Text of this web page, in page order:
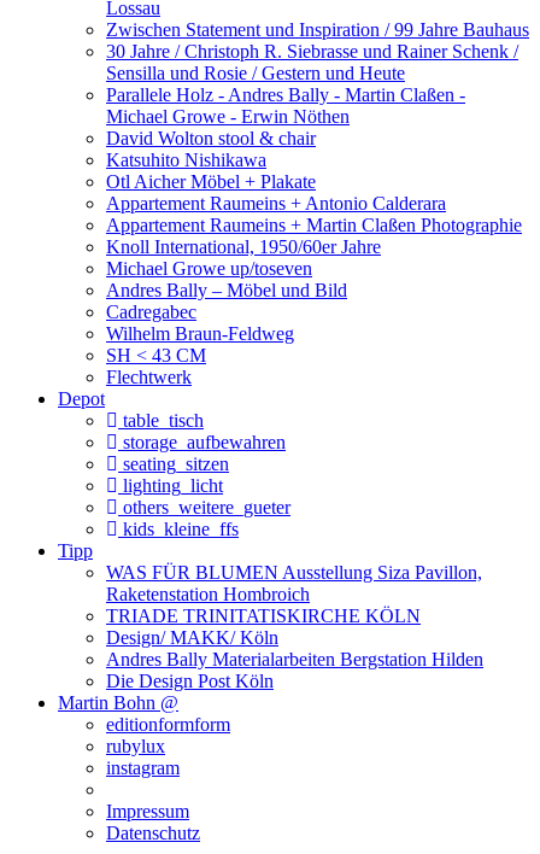
Lossau
Zwischen Statement und Inspiration / 99 Jahre Bauhaus
30 Jahre / Christoph R. Siebrasse und Rainer Schenk /
Sensilla und Rosie / Gestern und Heute
Parallele Holz - Andres Bally - Martin Claßen -
Michael Growe - Erwin Nöthen
David Wolton stool & chair
Katsuhito Nishikawa
Otl Aicher Möbel + Plakate
Appartement Raumeins + Antonio Calderara
Appartement Raumeins + Martin Claßen Photographie
Knoll International, 1950/60er Jahre
Michael Growe up/toseven
Andres Bally – Möbel und Bild
Cadregabec
Wilhelm Braun-Feldweg
SH < 43 CM
Flechtwerk
Depot
table_tisch
storage_aufbewahren
seating_sitzen
lighting_licht
others_weitere_gueter
kids_kleine_ffs
Tipp
WAS FÜR BLUMEN Ausstellung Siza Pavillon,
Raketenstation Hombroich
TRIADE TRINITATISKIRCHE KÖLN
Design/ MAKK/ Köln
Andres Bally Materialarbeiten Bergstation Hilden
Die Design Post Köln
Martin Bohn @
editionformform
rubylux
instagram
Impressum
Datenschutz